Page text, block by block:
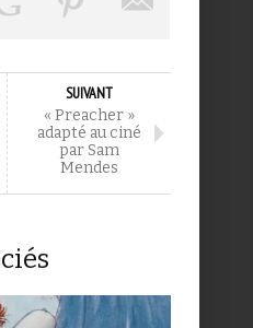
SUIVANT
« Preacher »
adapté au ciné
par Sam
Mendes